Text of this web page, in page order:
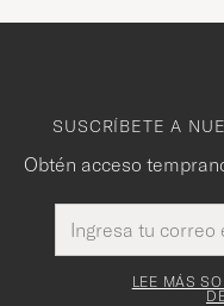
SUSCRÍBETE A
Obtén acceso
de
correo
electrónico
Este
campo es
LEE MÁS